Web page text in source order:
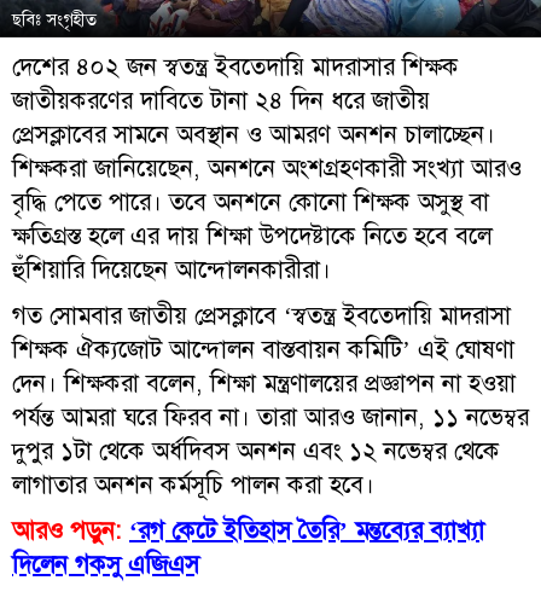
ছবিঃ সংগৃহীত
দেশের ৪০২ জন স্বতন্ত্র ইবতেদায়ি মাদরাসার শিক্ষক
জাতীয়করণের দাবিতে টানা ২৪ দিন ধরে জাতীয়
প্রেসক্লাবের সামনে অবস্থান ও আমরণ অনশন চালাচ্ছেন।
শিক্ষকরা জানিয়েছেন, অনশনে অংশগ্রহণকারী সংখ্যা আরও
বৃদ্ধি পেতে পারে। তবে অনশনে কোনো শিক্ষক অসুস্থ বা
ক্ষতিগ্রস্ত হলে এর দায় শিক্ষা উপদেষ্টাকে নিতে হবে বলে
হুঁশিয়ারি দিয়েছেন আন্দোলনকারীরা।
গত সোমবার জাতীয় প্রেসক্লাবে ‘স্বতন্ত্র ইবতেদায়ি মাদরাসা
শিক্ষক ঐক্যজোট আন্দোলন বাস্তবায়ন কমিটি’ এই ঘোষণা
দেন। শিক্ষকরা বলেন, শিক্ষা মন্ত্রণালয়ের প্রজ্ঞাপন না হওয়া
পর্যন্ত আমরা ঘরে ফিরব না। তারা আরও জানান, ১১ নভেম্বর
দুপুর ১টা থেকে অর্ধদিবস অনশন এবং ১২ নভেম্বর থেকে
লাগাতার অনশন কর্মসূচি পালন করা হবে।
আরও পড়ুন: ‘রগ কেটে ইতিহাস তৈরি’ মন্তব্যের ব্যাখ্যা
দিলেন গকসু এজিএস